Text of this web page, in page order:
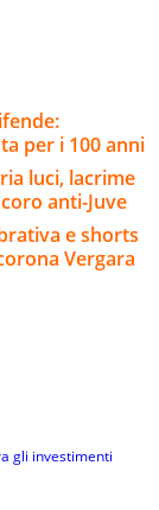
per i 100 anni
luci, lacrime
anti-Juve
e shorts
Vergara
gli investimenti